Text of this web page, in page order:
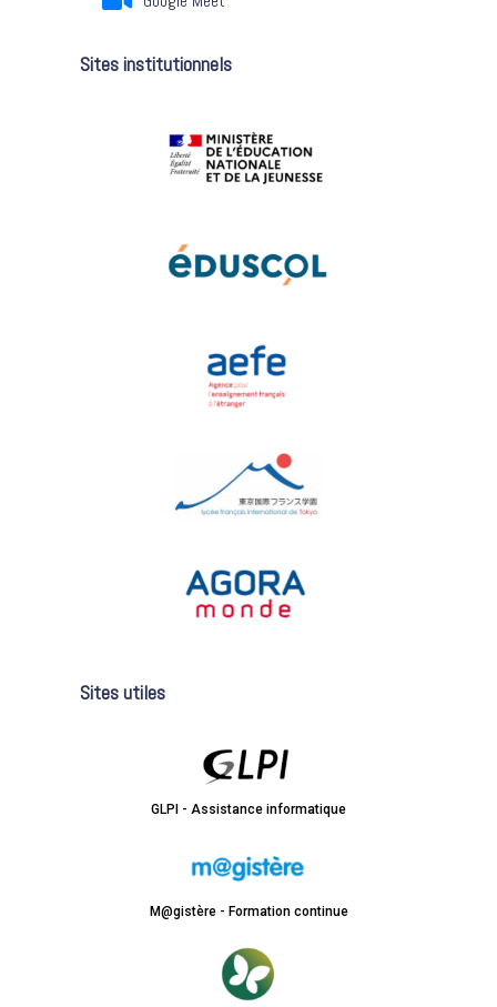
Sites institutionnels
Sites utiles
GLPI - Assistance informatique
M@gistère - Formation continue